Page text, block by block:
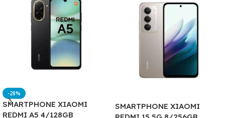
-28%
SMARTPHONE XIAOMI
REDMI A5 4/128GB
SMARTPHONE XIAOMI